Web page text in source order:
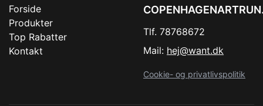
Forside
Produkter
Top Rabatter
Kontakt
Tlf. 78768672
Mail: hej@want.dk
Cookie- og privatlivspolitik